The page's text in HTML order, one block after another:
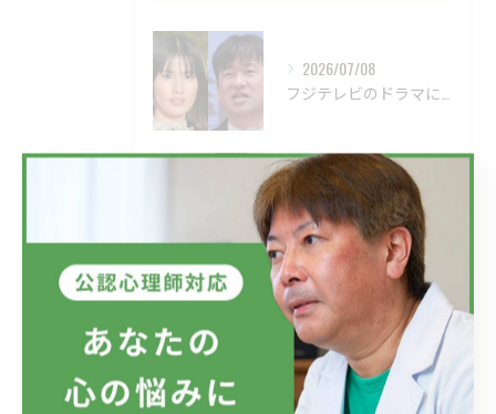
2026/07/08
2026/07/01
新しい視点の大切さ。
2026/06/24
目の前の現実、見直してみませんか？